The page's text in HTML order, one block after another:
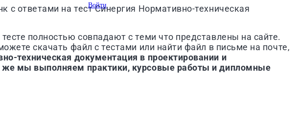
Войти
с ответами на тестСинергия Нормативно-техническая
полностью совпадают с теми что представлены на сайте.
скачать файл с тестами или найти файл в письме на почте,
техническая документация в проектировании и
мы выполняем практики, курсовые работы и дипломные